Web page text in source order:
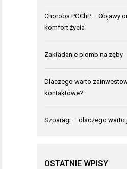
Choroba POChP – Objawy
komfort życia
Zakładanie plomb na zęby
Dlaczego warto
kontaktowe?
Szparagi – dlaczego warto
OSTATNIE WPISY